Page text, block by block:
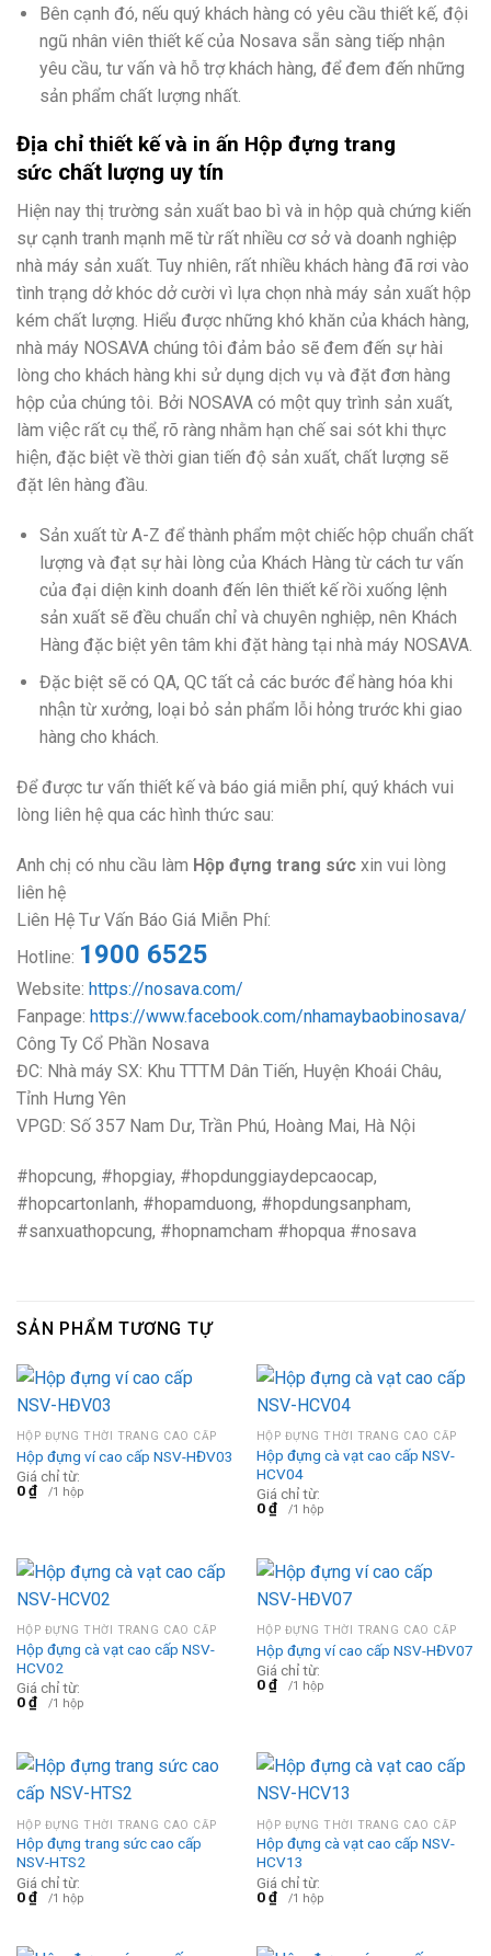
Bên cạnh đó, nếu quý khách hàng có yêu cầu thiết kế, đội
ngũ nhân viên thiết kế của Nosava sẵn sàng tiếp nhận
yêu cầu, tư vấn và hỗ trợ khách hàng, để đem đến những
sản phẩm chất lượng nhất.
Địa chỉ thiết kế và in ấn Hộp đựng trang
sức chất lượng uy tín
Hiện nay thị trường sản xuất bao bì và in hộp quà chứng kiến
sự cạnh tranh mạnh mẽ từ rất nhiều cơ sở và doanh nghiệp
nhà máy sản xuất. Tuy nhiên, rất nhiều khách hàng đã rơi vào
tình trạng dở khóc dở cười vì lựa chọn nhà máy sản xuất hộp
kém chất lượng. Hiểu được những khó khăn của khách hàng,
nhà máy NOSAVA chúng tôi đảm bảo sẽ đem đến sự hài
lòng cho khách hàng khi sử dụng dịch vụ và đặt đơn hàng
hộp của chúng tôi. Bởi NOSAVA có một quy trình sản xuất,
làm việc rất cụ thể, rõ ràng nhằm hạn chế sai sót khi thực
hiện, đặc biệt về thời gian tiến độ sản xuất, chất lượng sẽ
đặt lên hàng đầu.
Sản xuất từ A-Z để thành phẩm một chiếc hộp chuẩn chất
lượng và đạt sự hài lòng của Khách Hàng từ cách tư vấn
của đại diện kinh doanh đến lên thiết kế rồi xuống lệnh
sản xuất sẽ đều chuẩn chỉ và chuyên nghiệp, nên Khách
Hàng đặc biệt yên tâm khi đặt hàng tại nhà máy NOSAVA.
Đặc biệt sẽ có QA, QC tất cả các bước để hàng hóa khi
nhận từ xưởng, loại bỏ sản phẩm lỗi hỏng trước khi giao
hàng cho khách.
Để được tư vấn thiết kế và báo giá miễn phí, quý khách vui
lòng liên hệ qua các hình thức sau:
Anh chị có nhu cầu làm Hộp đựng trang sức xin vui lòng
liên hệ
Liên Hệ Tư Vấn Báo Giá Miễn Phí:
Hotline: 1900 6525
Website: https://nosava.com/
Fanpage: https://www.facebook.com/nhamaybaobinosava/
Công Ty Cổ Phần Nosava
ĐC: Nhà máy SX: Khu TTTM Dân Tiến, Huyện Khoái Châu,
Tỉnh Hưng Yên
VPGD: Số 357 Nam Dư, Trần Phú, Hoàng Mai, Hà Nội
#hopcung, #hopgiay, #hopdunggiaydepcaocap,
#hopcartonlanh, #hopamduong, #hopdungsanpham,
#sanxuathopcung, #hopnamcham #hopqua #nosava
SẢN PHẨM TƯƠNG TỰ
HỘP ĐỰNG THỜI TRANG CAO CẤP
Hộp đựng ví cao cấp NSV-HĐV03
Giá chỉ từ:
0₫ /1 hộp
HỘP ĐỰNG THỜI TRANG CAO CẤP
Hộp đựng cà vạt cao cấp NSV-
HCV04
Giá chỉ từ:
0₫ /1 hộp
HỘP ĐỰNG THỜI TRANG CAO CẤP
Hộp đựng cà vạt cao cấp NSV-
HCV02
Giá chỉ từ:
0₫ /1 hộp
HỘP ĐỰNG THỜI TRANG CAO CẤP
Hộp đựng ví cao cấp NSV-HĐV07
Giá chỉ từ:
0₫ /1 hộp
HỘP ĐỰNG THỜI TRANG CAO CẤP
Hộp đựng trang sức cao cấp
NSV-HTS2
Giá chỉ từ:
0₫ /1 hộp
HỘP ĐỰNG THỜI TRANG CAO CẤP
Hộp đựng cà vạt cao cấp NSV-
HCV13
Giá chỉ từ:
0₫ /1 hộp